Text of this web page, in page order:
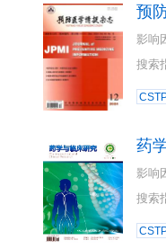
预
影响
搜索
药
影响
搜索